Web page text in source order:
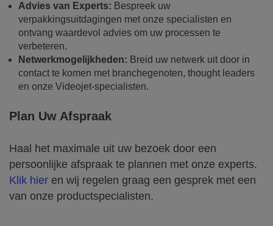
Advies van Experts: Bespreek uw
verpakkingsuitdagingen met onze specialisten en
ontvang waardevol advies om uw processen te
verbeteren.
Netwerkmogelijkheden: Breid uw netwerk uit door in
contact te komen met branchegenoten, thought leaders
en onze Videojet-specialisten.
Plan Uw Afspraak
Haal het maximale uit uw bezoek door een
persoonlijke afspraak te plannen met onze experts.
Klik hier en wij regelen graag een gesprek met een
van onze productspecialisten.